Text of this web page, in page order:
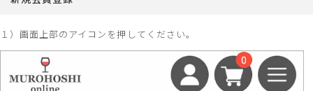
１）画面上部のアイコンを押してください。